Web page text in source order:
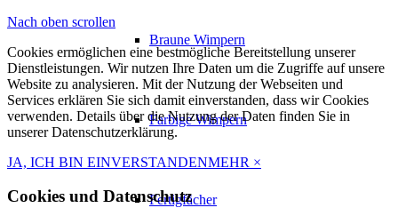
Braune Wimpern
Farbige Wimpern
Fertigfächer
Nach oben scrollen
Cookies ermöglichen eine bestmögliche Bereitstellung unserer
Dienstleistungen. Wir nutzen Ihre Daten um die Zugriffe auf unsere
Website zu analysieren. Mit der Nutzung der Webseiten und
Services erklären Sie sich damit einverstanden, dass wir Cookies
verwenden. Details über die Nutzung der Daten finden Sie in
unserer Datenschutzerklärung.
JA, ICH BIN EINVERSTANDENMEHR ×
Cookies und Datenschutz